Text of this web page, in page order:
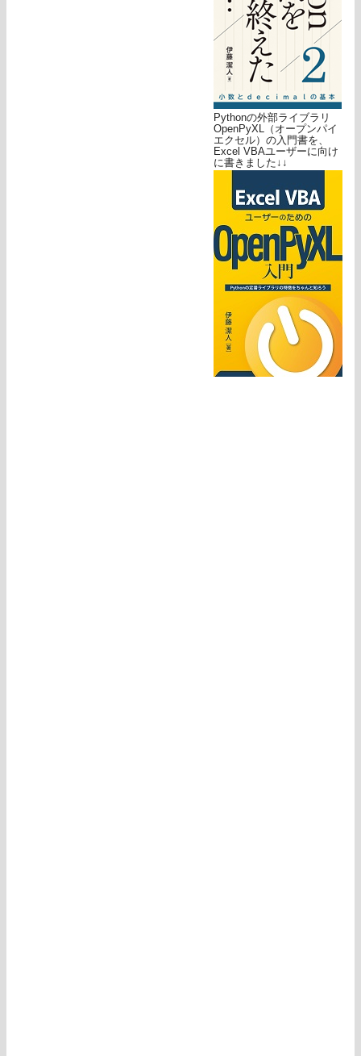
Pythonの外部ライブラリ
OpenPyXL（オープンパイ
エクセル）の入門書を、
Excel VBAユーザーに向け
に書きました↓↓